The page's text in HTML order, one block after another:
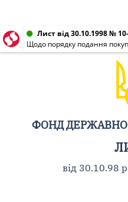
Лист від 30.10.1998 №
ФОНД
від 30.10.98